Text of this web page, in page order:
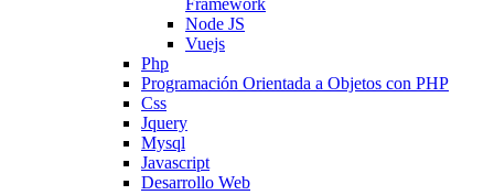
Framework
Node JS
Vuejs
Php
Programación Orientada a Objetos con PHP
Css
Jquery
Mysql
Javascript
Desarrollo Web